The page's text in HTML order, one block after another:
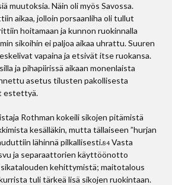
muutoksia. Näin oli myös Savossa.
aikaa, jolloin porsaanliha oli tullut
hoitamaan ja kunnon ruokinnalla
sikoihin ei paljoa aikaa uhrattu. Suuren
vapaina ja etsivät itse ruokansa.
ja pihapiirissä aikaan monenlaista
asetus tilusten pakollisesta
estettyä.
Rothman kokeili sikojen pitämistä
kesälläkin, mutta tällaiseen ”hurjan
lähinnä pilkallisesti.84 Vasta
ja separaattorien käyttöönotto
kehittymistä; maitotalous
tuli tärkeä lisä sikojen ruokintaan.